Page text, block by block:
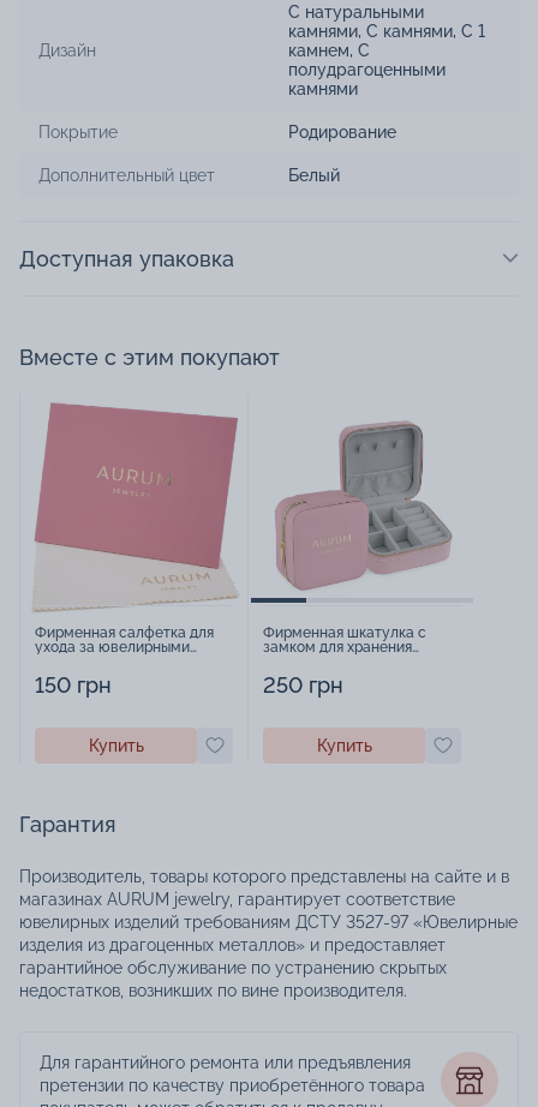
Дизайн
С натуральными
камнями, С камнями, С 1
камнем, С
полудрагоценными
камнями
Покрытие Родирование
Дополнительный цвет Белый
Доступная упаковка
Вместе с этим покупают
Фирменная салфетка для
ухода за ювелирными
150 грн
Купить
Фирменная шкатулка с
замком для хранения
250 грн
Купить
Гарантия
Производитель, товары которого представлены на сайте и в
магазинах AURUM jewelry, гарантирует соответствие
ювелирных изделий требованиям ДСТУ 3527-97 «Ювелирные
изделия из драгоценных металлов» и предоставляет
гарантийное обслуживание по устранению скрытых
недостатков, возникших по вине производителя.
Для гарантийного ремонта или предъявления
претензии по качеству приобретённого товара